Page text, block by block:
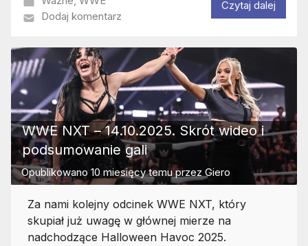
Dodaj komentarz
Czytaj dalej
WWE NXT – 14.10.2025. Skrót wideo i
podsumowanie gali
Opublikowano 10 miesięcy temuprzez Giero
Za nami kolejny odcinek WWE NXT, który
skupiał już uwagę w głównej mierze na
nadchodzące Halloween Havoc 2025.